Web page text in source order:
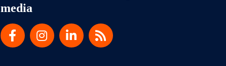
media